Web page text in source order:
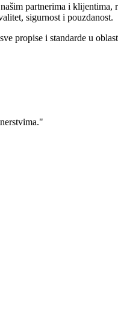
partnerima i klijentima,
sigurnost i pouzdanost.
propise i standarde u
"